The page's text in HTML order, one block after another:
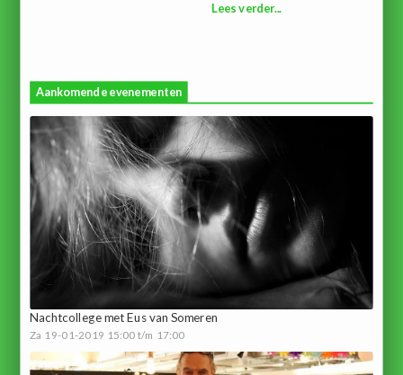
Lees verder...
Aankomende evenementen
Nachtcollege met Eus van Someren
Za 19-01-2019 15:00 t/m 17:00